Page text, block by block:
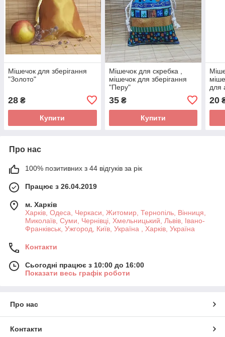
Мішечок для зберігання
"Золото"
28 ₴
Купити
Мішечок для скребка ,
мішечок для зберігання
"Перу"
35₴
Купити
для
20
Про нас
100% позитивних з 44 відгуків за рік
Працює з 26.04.2019
м. Харків
Харків, Одеса, Черкаси, Житомир, Тернопіль, Вінниця,
Миколаїв, Суми, Чернівці, Хмельницький, Львів, Івано-
Франківськ, Ужгород, Київ, Україна , Харків, Україна
Контакти
Сьогодні працює з 10:00 до 16:00
Показати весь графік роботи
Про нас
Контакти